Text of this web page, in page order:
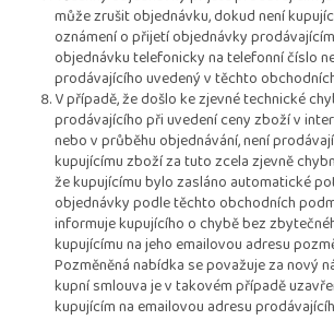
může zrušit objednávku, dokud není
oznámení o přijetí objednávky
objednávku telefonicky na telefonní číslo
prodávajícího uvedený v těchto
V případě, že došlo ke zjevné technické
prodávajícího při uvedení ceny zboží v
nebo v průběhu objednávání, není
kupujícímu zboží za tuto zcela zjevně
že kupujícímu bylo zasláno automatické
objednávky podle těchto obchodních
informuje kupujícího o chybě bez
kupujícímu na jeho emailovou adresu
Pozměněná nabídka se považuje za nový
kupní smlouva je v takovém případě
kupujícím na emailovou adresu